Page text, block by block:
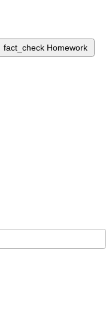
fact_check Homework